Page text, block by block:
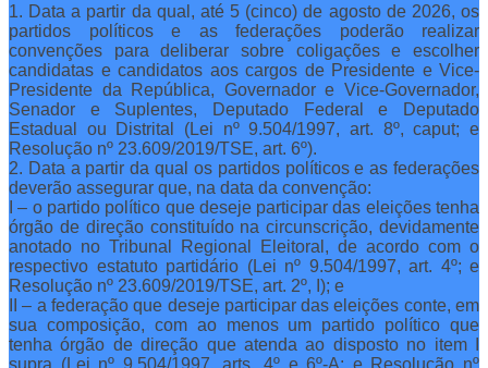
1. Data a partir da qual, até 5 (cinco) de agosto de 2026, os
partidos políticos e as federações poderão realizar
convenções para deliberar sobre coligações e escolher
candidatas e candidatos aos cargos de Presidente e Vice-
Presidente da República, Governador e Vice-Governador,
Senador e Suplentes, Deputado Federal e Deputado
Estadual ou Distrital (Lei nº 9.504/1997, art. 8º, caput; e
Resolução nº 23.609/2019/TSE, art. 6º).
2. Data a partir da qual os partidos políticos e as federações
deverão assegurar que, na data da convenção:
I – o partido político que deseje participar das eleições tenha
órgão de direção constituído na circunscrição, devidamente
anotado no Tribunal Regional Eleitoral, de acordo com o
respectivo estatuto partidário (Lei nº 9.504/1997, art. 4º; e
Resolução nº 23.609/2019/TSE, art. 2º, I); e
II – a federação que deseje participar das eleições conte, em
sua composição, com ao menos um partido político que
tenha órgão de direção que atenda ao disposto no item I
supra (Lei nº 9.504/1997, arts. 4º e 6º-A; e Resolução nº